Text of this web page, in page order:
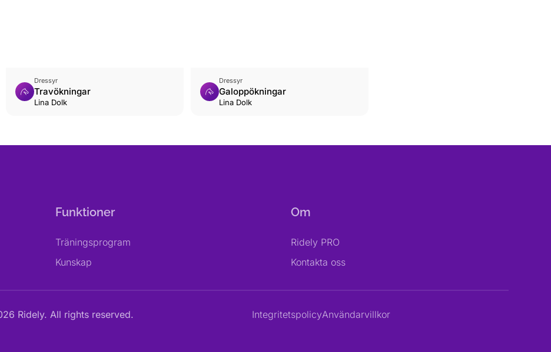
Dressyr
Travökningar
Lina Dolk
Dressyr
Galoppökningar
Lina Dolk
Funktioner
Träningsprogram
Kunskap
Om
Ridely PRO
Kontakta oss
Ridely. All rights reserved. IntegritetspolicyAnvändarvillkor